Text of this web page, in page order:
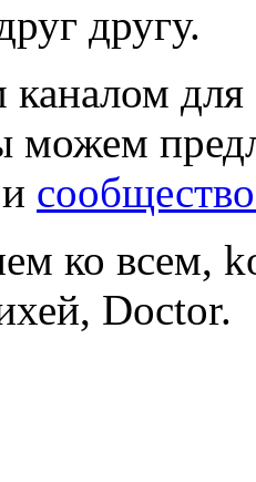
другу.
каналом
можем
и
ко всем,
Doctor.